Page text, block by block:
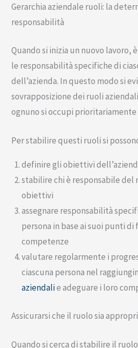
Gerarchia aziendale ruoli: la
responsabilità
Quando si inizia un nuovo lavoro,
le responsabilità specifiche di
dell’azienda. In questo modo si
sovrapposizione dei ruoli
ognuno si occupi
Per stabilire questi ruoli si
definire gli obiettivi
stabilire chi è responsabile
obiettivi
assegnare responsabilità
persona in base ai suoi punti di
competenze
valutare regolarmente i
ciascuna persona nel
aziendalie adeguare i loro
Assicurarsi che il ruolo sia
Quando si cerca di stabilire il